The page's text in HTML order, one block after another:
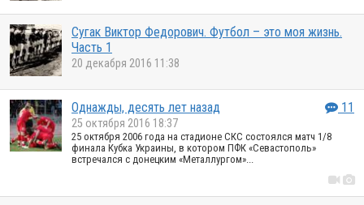
Сугак Виктор Федорович. Футбол – это моя жизнь.
Часть 1
20 декабря 2016 11:38
11
Однажды, десять лет назад
25 октября 2016 18:37
25 октября 2006 года на стадионе СКС состоялся матч 1/8
финала Кубка Украины, в котором ПФК «Севастополь»
встречался с донецким «Металлургом»...